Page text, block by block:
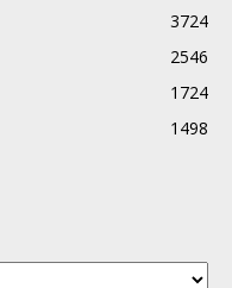
3724
2546
1724
1498